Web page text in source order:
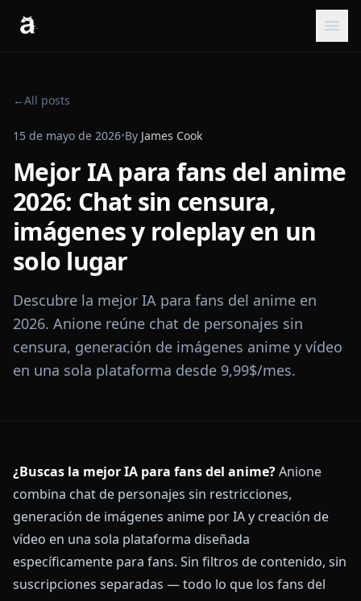
←All posts
15 de mayo de 2026•By James Cook
Mejor IA para fans del anime
2026: Chat sin censura,
imágenes y roleplay en un
solo lugar
Descubre la mejor IA para fans del anime en
2026. Anione reúne chat de personajes sin
censura, generación de imágenes anime y vídeo
en una sola plataforma desde 9,99$/mes.
¿Buscas la mejor IA para fans del anime?Anione
combina chat de personajes sin restricciones,
generación de imágenes anime por IA y creación de
vídeo en una sola plataforma diseñada
específicamente para fans. Sin filtros de contenido, sin
suscripciones separadas — todo lo que los fans del